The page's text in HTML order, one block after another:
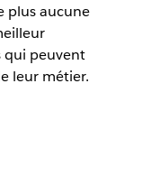
plus aucune
qui peuvent
leur métier.